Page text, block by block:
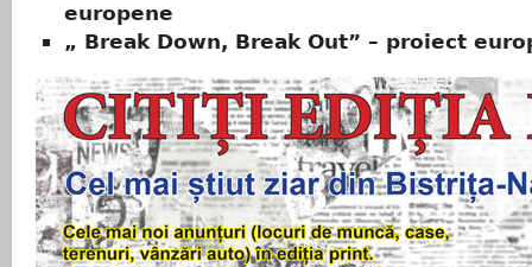
europene
„ Break Down, Break Out” – proiect